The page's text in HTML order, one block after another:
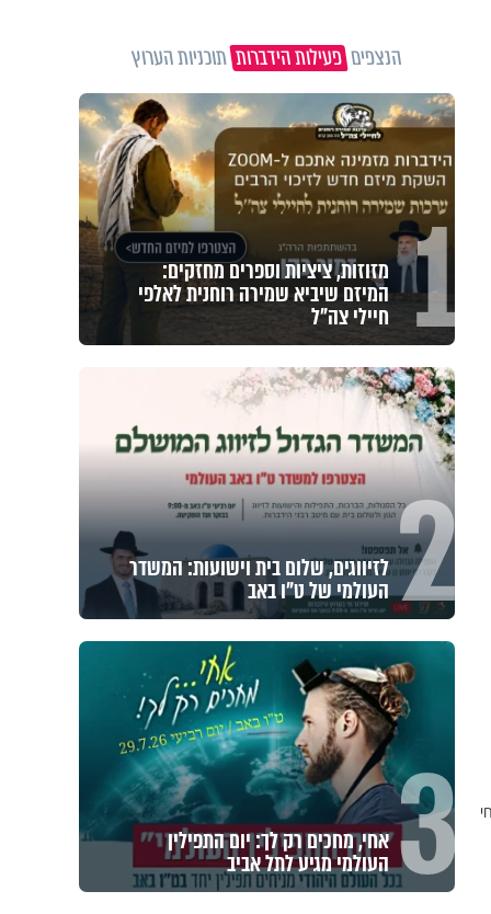
הנצפיםפעילות הידברותתוכניות הערוץ
1 מזוזות, ציציות וספרים מחזקים:
המיזם שיביא שמירה רוחנית לאלפי
חיילי צה"ל
2 לזיווגים, שלום בית וישועות: המשדר
העולמי של ט"ו באב
3 אחי, מחכים רק לך: יום התפילין
העולמי מגיע לתל אביב